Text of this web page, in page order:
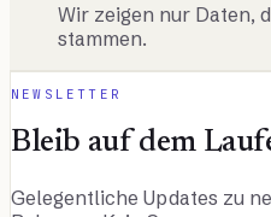
Wir zeigen nur Daten,
stammen.
NEWSLETTER
Bleib auf dem
Gelegentliche Updates zu